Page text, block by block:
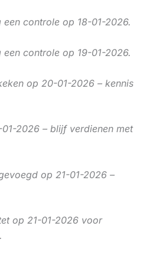
controle op 18-01-2026.
een controle op 19-01-2026.
op 20-01-2026 – kennis
2026 – blijf verdienen met
op 21-01-2026 –
op 21-01-2026 voor